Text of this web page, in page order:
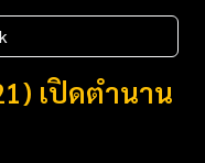
เปิดตํานาน